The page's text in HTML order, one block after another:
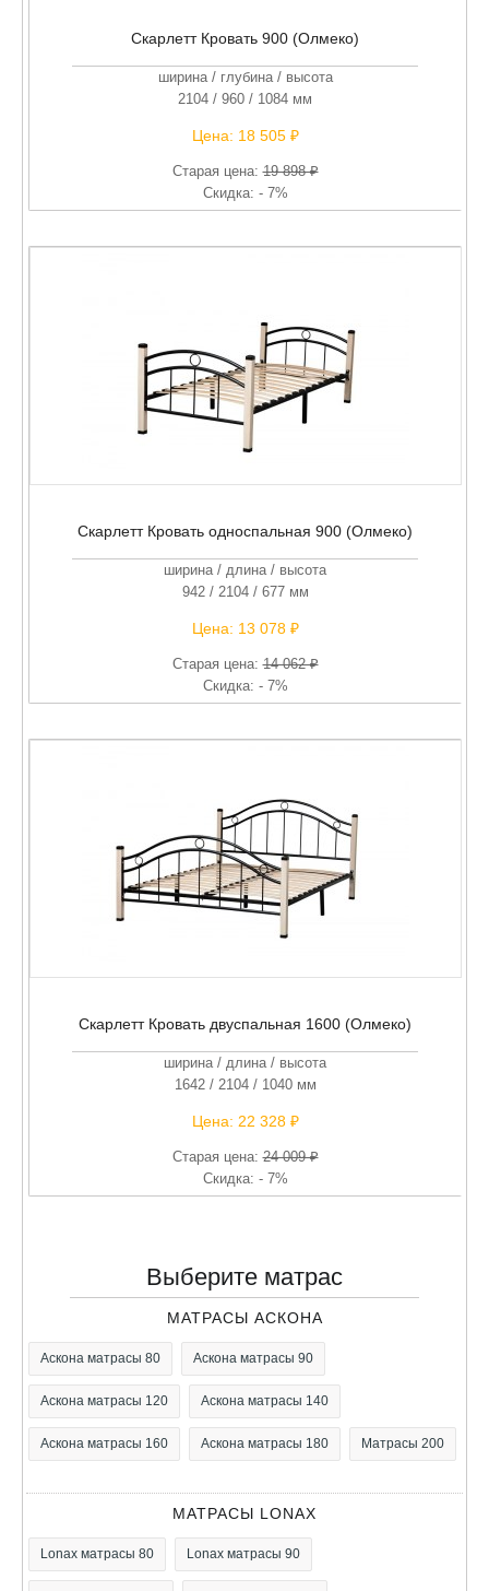
Скарлетт Кровать 900 (Олмеко)
ширина / глубина / высота
2104 / 960 / 1084 мм
Цена: 18 505 ₽
Старая цена:19 898 ₽
Скидка: - 7%
Скарлетт Кровать односпальная 900 (Олмеко)
ширина / длина / высота
942 / 2104 / 677 мм
Цена: 13 078 ₽
Старая цена:14 062 ₽
Скидка: - 7%
Скарлетт Кровать двуспальная 1600 (Олмеко)
ширина / длина / высота
1642 / 2104 / 1040 мм
Цена: 22 328 ₽
Старая цена:24 009 ₽
Скидка: - 7%
Выберите матрас
МАТРАСЫ АСКОНА
Аскона матрасы 80 Аскона матрасы 90
Аскона матрасы 120 Аскона матрасы 140
Аскона матрасы 160 Аскона матрасы 180 Матрасы 200
МАТРАСЫ LONAX
Lonax матрасы 80 Lonax матрасы 90